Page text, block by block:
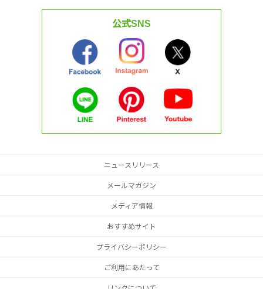
公式SNS
ニュースリリース
メールマガジン
メディア情報
おすすめサイト
プライバシーポリシー
ご利用にあたって